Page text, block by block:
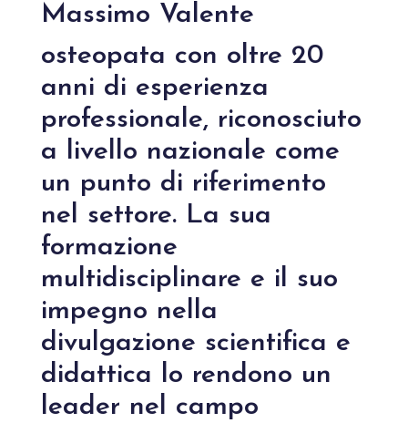
Massimo Valente
osteopata con oltre 20
anni di esperienza
professionale, riconosciuto
a livello nazionale come
un punto di riferimento
nel settore. La sua
formazione
multidisciplinare e il suo
impegno nella
divulgazione scientifica e
didattica lo rendono un
leader nel campo